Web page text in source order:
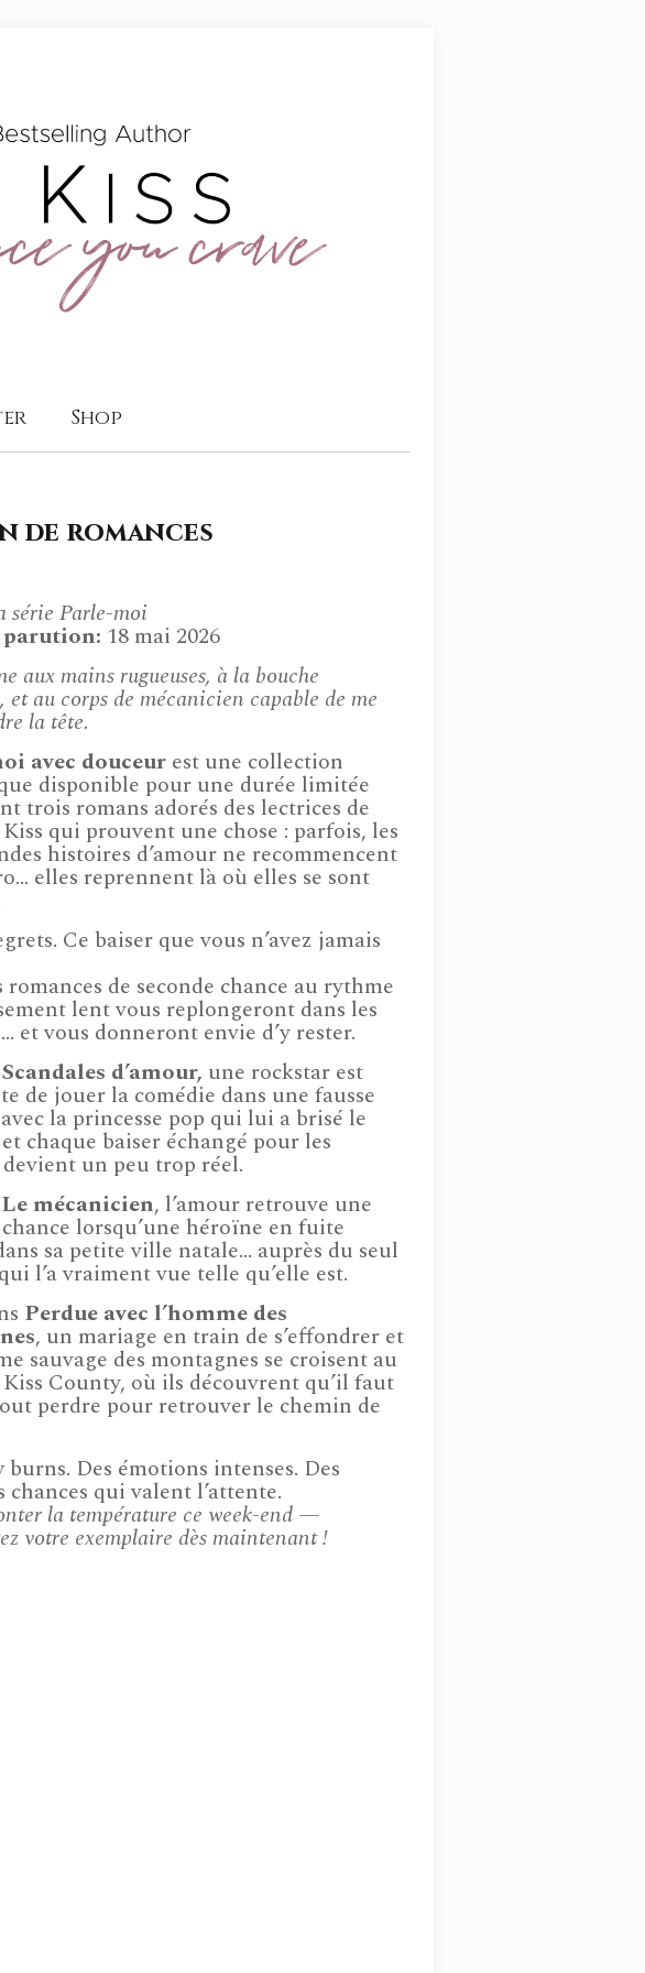
Shop
de romances
série Parle-moi
parution: 18 mai 2026
aux mains rugueuses, à la bouche
et au corps de mécanicien capable de me
la tête.
avec douceur est une collection
disponible pour une durée limitée
trois romans adorés des lectrices de
qui prouvent une chose : parfois, les
histoires d’amour ne recommencent
elles reprennent là où elles se sont
Ce baiser que vous n’avez jamais
romances de seconde chance au rythme
lent vous replongeront dans les
et vous donneront envie d’y rester.
Scandales d’amour, une rockstar est
de jouer la comédie dans une fausse
la princesse pop qui lui a brisé le
chaque baiser échangé pour les
devient un peu trop réel.
Le mécanicien, l’amour retrouve une
lorsqu’une héroïne en fuite
sa petite ville natale… auprès du seul
l’a vraiment vue telle qu’elle est.
Perdue avec l’homme des
, un mariage en train de s’effondrer et
sauvage des montagnes se croisent au
County, où ils découvrent qu’il faut
perdre pour retrouver le chemin de
burns. Des émotions intenses. Des
chances qui valent l’attente.
la température ce week-end —
votre exemplaire dès maintenant !